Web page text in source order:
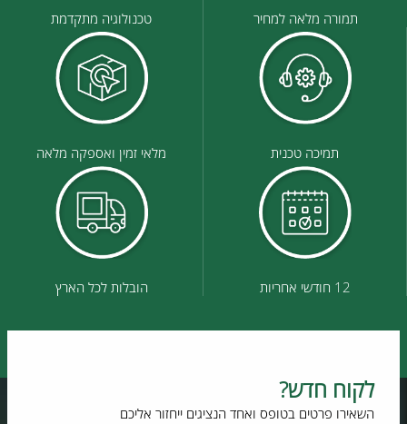
תמורה מלאה למחיר טכנולוגיה מתקדמת
תמיכה טכנית מלאי זמין ואספקה מלאה
12 חודשי אחריות הובלות לכל הארץ
לקוח חדש?
השאירו פרטים בטופס ואחד הנציגים ייחזור אליכם